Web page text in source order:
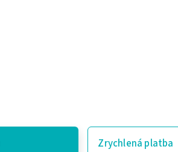
Zrychlená platba